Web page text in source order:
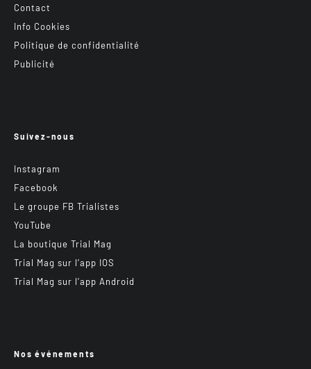
Contact
Info Cookies
Politique de confidentialité
Publicité
Suivez-nous
Instagram
Facebook
Le groupe FB Trialistes
YouTube
La boutique Trial Mag
Trial Mag sur l’app IOS
Trial Mag sur l’app Android
Nos événements